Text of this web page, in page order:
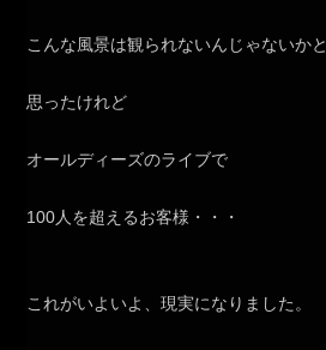
こんな風景は観られないんじゃないかと
思ったけれど
オールディーズのライブで
100人を超えるお客様・・・
これがいよいよ、現実になりました。